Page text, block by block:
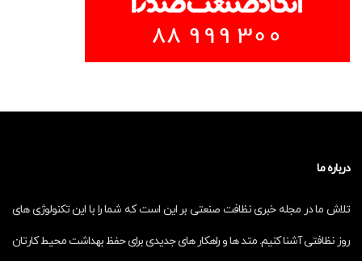
درباره ما
تلاش ما در مجله خبری نظافت صنعتی بر این است که شما را با این تکنولوژی های
روز نظافتی آشنا کنیم. متد ها و راهکار های جدیدی برای حفظ بهداشت محیط کارتان